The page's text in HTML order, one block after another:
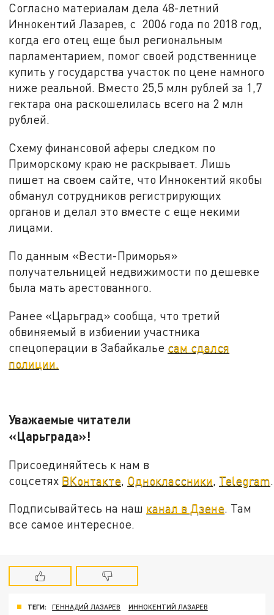
Согласно материалам дела 48-летний
Иннокентий Лазарев, с 2006 года по 2018 год,
когда его отец еще был региональным
парламентарием, помог своей родственнице
купить у государства участок по цене намного
ниже реальной. Вместо 25,5 млн рублей за 1,7
гектара она раскошелилась всего на 2 млн
рублей.
Схему финансовой аферы следком по
Приморскому краю не раскрывает. Лишь
пишет на своем сайте, что Иннокентий якобы
обманул сотрудников регистрирующих
органов и делал это вместе с еще некими
лицами.
По данным «Вести-Приморья»
получательницей недвижимости по дешевке
была мать арестованного.
Ранее «Царьград» сообща, что третий
обвиняемый в избиении участника
спецоперации в Забайкалье сам сдался
полиции.
Уважаемые читатели
«Царьграда»!
Присоединяйтесь к нам в
соцсетях ВКонтакте Одноклассники Telegram
Подписывайтесь на наш канал в Дзене. Там
все самое интересное.
ТЕГИ: ГЕННАДИЙ ЛАЗАРЕВ
ИННОКЕНТИЙ ЛАЗАРЕВ